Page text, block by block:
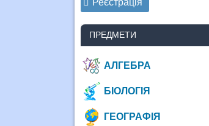
Реєстрація
ПРЕДМЕТИ
АЛГЕБРА
БІОЛОГІЯ
ГЕОГРАФІЯ